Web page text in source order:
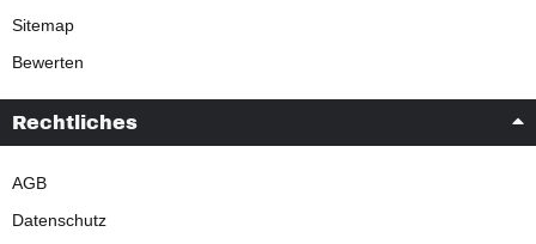
Sitemap
Bewerten
Rechtliches
AGB
Datenschutz